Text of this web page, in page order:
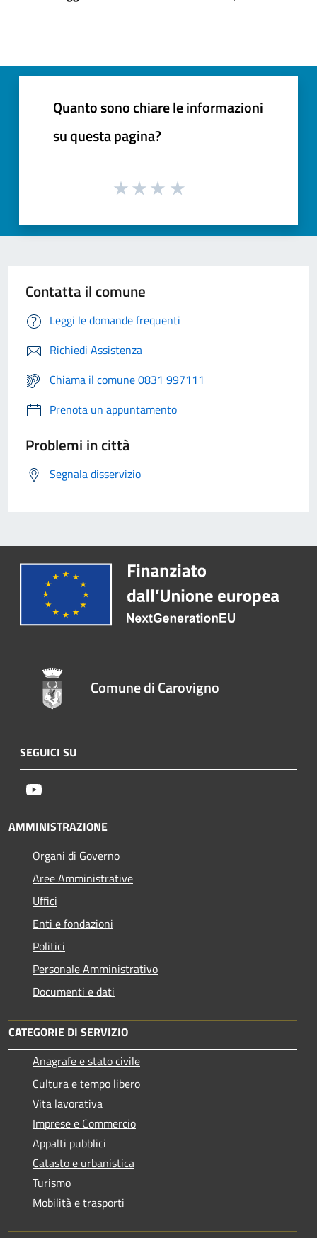
Quanto sono chiare le informazioni
su questa pagina?
Contatta il comune
Leggi le domande frequenti
Richiedi Assistenza
Chiama il comune 0831 997111
Prenota un appuntamento
Problemi in città
Segnala disservizio
Comune di Carovigno
SEGUICI SU
AMMINISTRAZIONE
Organi di Governo
Aree Amministrative
Uffici
Enti e fondazioni
Politici
Personale Amministrativo
Documenti e dati
CATEGORIE DI SERVIZIO
Anagrafe e stato civile
Cultura e tempo libero
Vita lavorativa
Imprese e Commercio
Appalti pubblici
Catasto e urbanistica
Turismo
Mobilità e trasporti